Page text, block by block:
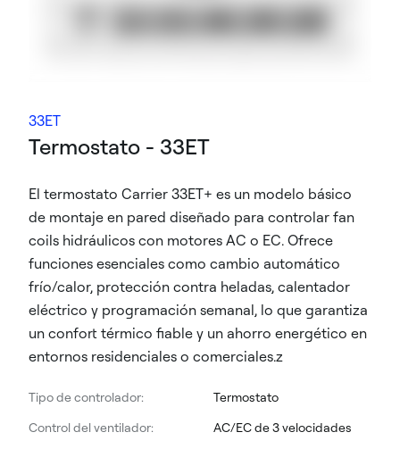
33ET
Termostato - 33ET
El termostato Carrier 33ET+ es un modelo básico
de montaje en pared diseñado para controlar fan
coils hidráulicos con motores AC o EC. Ofrece
funciones esenciales como cambio automático
frío/calor, protección contra heladas, calentador
eléctrico y programación semanal, lo que garantiza
un confort térmico fiable y un ahorro energético en
entornos residenciales o comerciales.z
Tipo de controlador:
Termostato
Control del ventilador:
AC/EC de 3 velocidades